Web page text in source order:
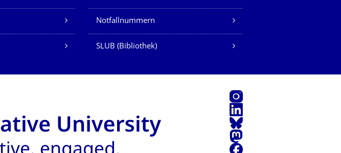
Notfallnummern
SLUB (Bibliothek)
Instagram
LinkedIn
Bluesky
Mastodon
Facebook